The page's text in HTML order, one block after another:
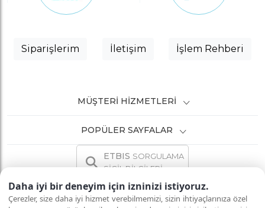
Daha iyi bir deneyim için izninizi istiyoruz.
Çerezler, size daha iyi hizmet verebilmemizi, sizin ihtiyaçlarınıza özel
Siparişlerim İletişim İşlem Rehberi
MÜŞTERI HIZMETLERI
POPÜLER SAYFALAR
ETBIS SORGULAMA
SİCİL BİLGİLERİ